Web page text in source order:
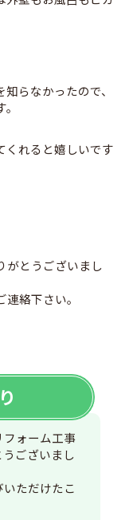
らなかったので、
くれると嬉しいです
がとうございまし
絡下さい。
ォーム工事
ございまし
ただけたこ